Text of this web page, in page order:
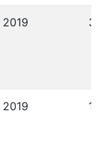
2019 31/
2019 18/